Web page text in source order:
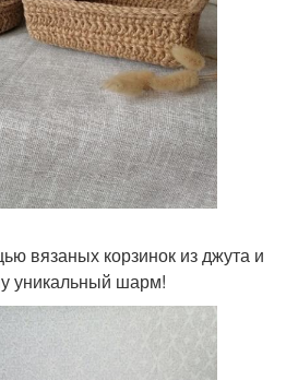
вязаных корзинок из джута и
уникальный шарм!